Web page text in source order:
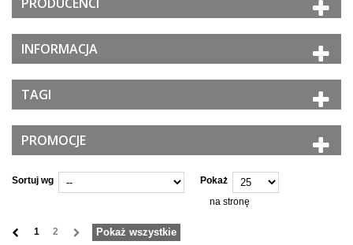
PRODUCENCI
INFORMACJA
TAGI
PROMOCJE
Sortuj wg
Pokaż
na stronę
Pokaż wszystkie
1 2